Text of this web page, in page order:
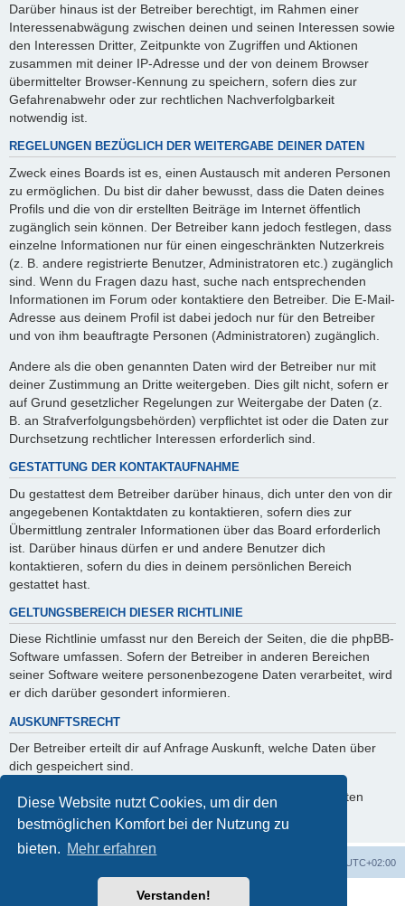
Diese Website nutzt Cookies, um dir den
bestmöglichen Komfort bei der Nutzung zu
bieten. Mehr erfahren
Verstanden!
Darüber hinaus ist der Betreiber berechtigt, im Rahmen einer
Interessenabwägung zwischen deinen und seinen Interessen sowie
den Interessen Dritter, Zeitpunkte von Zugriffen und Aktionen
zusammen mit deiner IP-Adresse und der von deinem Browser
übermittelter Browser-Kennung zu speichern, sofern dies zur
Gefahrenabwehr oder zur rechtlichen Nachverfolgbarkeit
notwendig ist.
REGELUNGEN BEZÜGLICH DER WEITERGABE DEINER DATEN
Zweck eines Boards ist es, einen Austausch mit anderen Personen
zu ermöglichen. Du bist dir daher bewusst, dass die Daten deines
Profils und die von dir erstellten Beiträge im Internet öffentlich
zugänglich sein können. Der Betreiber kann jedoch festlegen, dass
einzelne Informationen nur für einen eingeschränkten Nutzerkreis
(z. B. andere registrierte Benutzer, Administratoren etc.) zugänglich
sind. Wenn du Fragen dazu hast, suche nach entsprechenden
Informationen im Forum oder kontaktiere den Betreiber. Die E-Mail-
Adresse aus deinem Profil ist dabei jedoch nur für den Betreiber
und von ihm beauftragte Personen (Administratoren) zugänglich.
Andere als die oben genannten Daten wird der Betreiber nur mit
deiner Zustimmung an Dritte weitergeben. Dies gilt nicht, sofern er
auf Grund gesetzlicher Regelungen zur Weitergabe der Daten (z.
B. an Strafverfolgungsbehörden) verpflichtet ist oder die Daten zur
Durchsetzung rechtlicher Interessen erforderlich sind.
GESTATTUNG DER KONTAKTAUFNAHME
Du gestattest dem Betreiber darüber hinaus, dich unter den von dir
angegebenen Kontaktdaten zu kontaktieren, sofern dies zur
Übermittlung zentraler Informationen über das Board erforderlich
ist. Darüber hinaus dürfen er und andere Benutzer dich
kontaktieren, sofern du dies in deinem persönlichen Bereich
gestattet hast.
GELTUNGSBEREICH DIESER RICHTLINIE
Diese Richtlinie umfasst nur den Bereich der Seiten, die die phpBB-
Software umfassen. Sofern der Betreiber in anderen Bereichen
seiner Software weitere personenbezogene Daten verarbeitet, wird
er dich darüber gesondert informieren.
AUSKUNFTSRECHT
Der Betreiber erteilt dir auf Anfrage Auskunft, welche Daten über
dich gespeichert sind.
Du kannst jederzeit die Löschung bzw. Sperrung deiner Daten
verlangen. Kontaktiere hierzu bitte den Betreiber.
UTC+02:00
Powered byphpBB® Forum Software © phpBB Limited